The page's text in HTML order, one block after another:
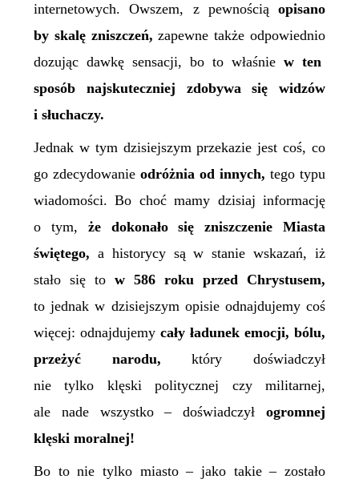
internetowych. Owszem, z pewnościąopisano
by skalę zniszczeń, zapewne także odpowiednio
dozując dawkę sensacji, bo to właśniew ten
sposób najskuteczniej zdobywa się widzów
i słuchaczy.
Jednak w tym dzisiejszym przekazie jest coś, co
go zdecydowanie odróżnia od innych, tego typu
wiadomości. Bo choć mamy dzisiajinformację
o tym, że dokonało się zniszczenie Miasta
świętego, a historycy są w stanie wskazań, iż
stało się to w586 roku przed Chrystusem,
to jednak w dzisiejszym opisie odnajdujemy coś
więcej: odnajdujemy cały ładunek emocji, bólu,
przeżyć narodu, który doświadczył
nie tylko klęski politycznej czy militarnej,
ale nade wszystko – doświadczyłogromnej
klęski moralnej!
Bo to nie tylko miasto – jako takie – zostało